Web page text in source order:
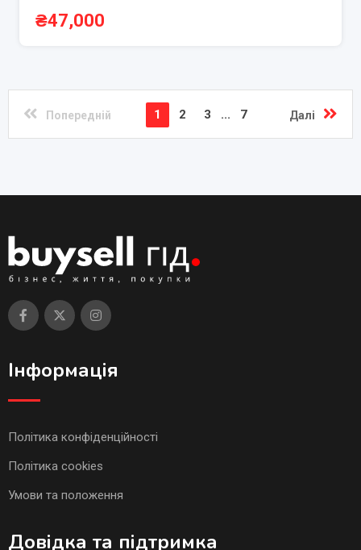
₴47,000
Попередній 1 2 3 ... 7 Далі
Інформація
Політика конфіденційності
Політика cookies
Умови та положення
Довідка та підтримка